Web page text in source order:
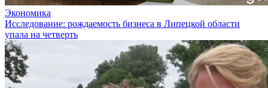
Экономика
Исследование: рождаемость бизнеса в Липецкой области
упала на четверть